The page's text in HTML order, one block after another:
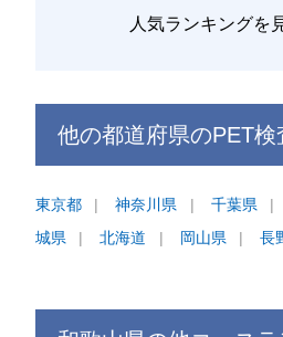
人気ランキングを
他の都道府県のPET検
東京都 神奈川県 千葉県
城県
北海道 岡山県 長